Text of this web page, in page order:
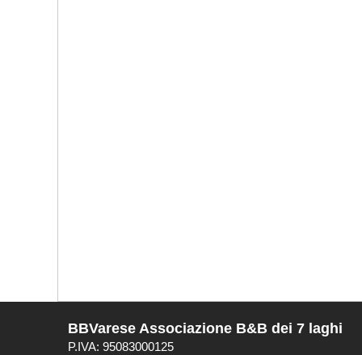
BBVarese Associazione B&B dei 7 laghi
P.IVA: 95083000125